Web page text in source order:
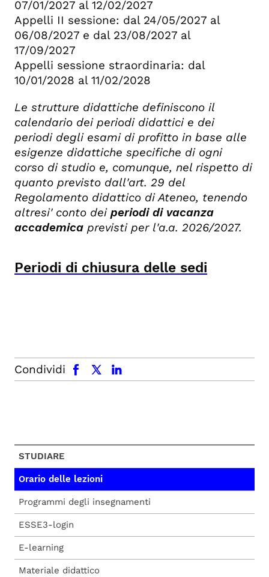
07/01/2027 al 12/02/2027
Appelli II sessione: dal 24/05/2027 al
06/08/2027 e dal 23/08/2027 al
17/09/2027
Appelli sessione straordinaria: dal
10/01/2028 al 11/02/2028
Le strutture didattiche definiscono il
calendario dei periodi didattici e dei
periodi degli esami di profitto in base alle
esigenze didattiche specifiche di ogni
corso di studio e, comunque, nel rispetto di
quanto previsto dall'art. 29 del
Regolamento didattico di Ateneo, tenendo
altresi' conto dei periodi di vacanza
accademica previsti per l'a.a. 2026/2027.
Periodi di chiusura delle sedi
Condividi
facebook x.com linkedin
STUDIARE
Orario delle lezioni
Programmi degli insegnamenti
ESSE3-login
E-learning
Materiale didattico